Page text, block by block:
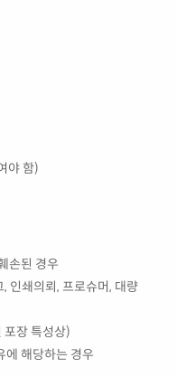
야 함)
손된 경우
인쇄의뢰, 프로슈머, 대량
포장 특성상)
에 해당하는 경우